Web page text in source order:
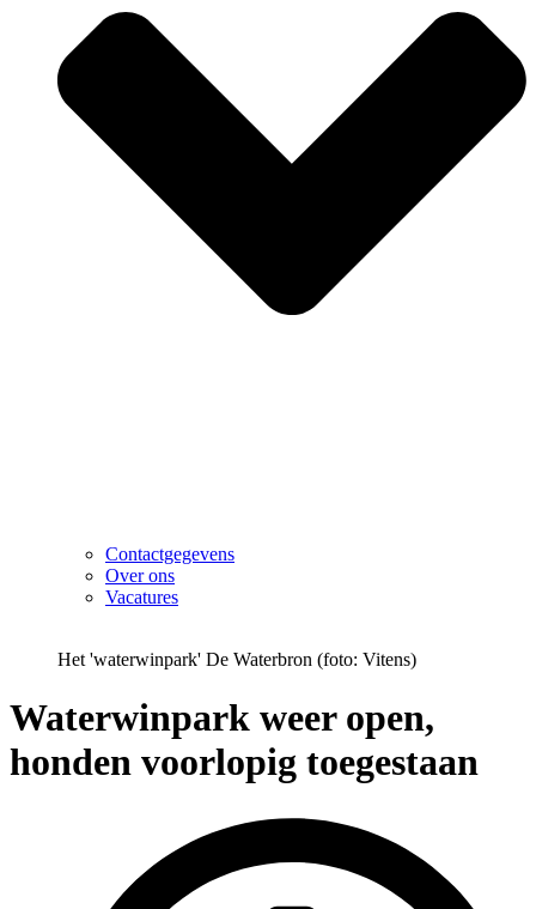
Contactgegevens
Over ons
Vacatures
Het 'waterwinpark' De Waterbron (foto: Vitens)
Waterwinpark weer open,
honden voorlopig toegestaan